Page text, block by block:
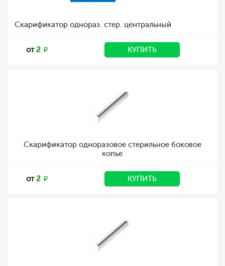
Скарификатор однораз. стер. центральный
от2 КУПИТЬ
Скарификатор одноразовое стерильное боковое
копье
от2 КУПИТЬ